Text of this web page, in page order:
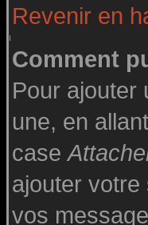
Revenir en
Comment
Pour ajouter
une, en
case
ajouter votre
vos